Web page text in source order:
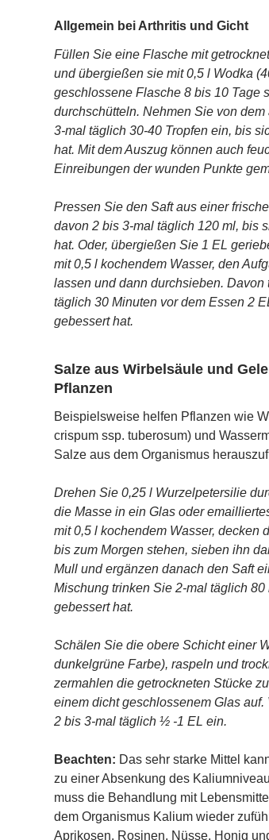
Allgemein bei Arthritis und Gicht
Füllen Sie eine Flasche mit
und übergießen sie mit 0,5 l Wodka
geschlossene Flasche 8 bis 10 Tage
durchschütteln. Nehmen Sie von
3-mal täglich 30-40 Tropfen ein, bis
hat. Mit dem Auszug können auch
Einreibungen der wunden Punkte
Pressen Sie den Saft aus einer
davon 2 bis 3-mal täglich 120 ml, bis
hat. Oder, übergießen Sie 1 EL
mit 0,5 l kochendem Wasser, den
lassen und dann durchsieben. Davon
täglich 30 Minuten vor dem Essen 2
gebessert hat.
Salze aus Wirbelsäule und
Pflanzen
Beispielsweise helfen Pflanzen wie
crispum ssp. tuberosum) und
Salze aus dem Organismus
Drehen Sie 0,25 l Wurzelpetersilie
die Masse in ein Glas oder
mit 0,5 l kochendem Wasser, decken
bis zum Morgen stehen, sieben ihn
Mull und ergänzen danach den Saft
Mischung trinken Sie 2-mal täglich
gebessert hat.
Schälen Sie die obere Schicht einer
dunkelgrüne Farbe), raspeln und
zermahlen die getrockneten Stücke
einem dicht geschlossenem Glas
2 bis 3-mal täglich ½ -1 EL ein.
Beachten: Das sehr starke Mittel
zu einer Absenkung des
muss die Behandlung mit
dem Organismus Kalium wieder
Aprikosen, Rosinen, Nüsse, Honig